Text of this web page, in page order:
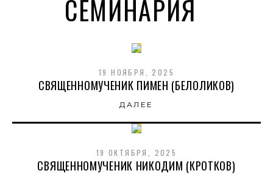
СЕМИНАРИЯ
19 НОЯБРЯ, 2025
СВЯЩЕННОМУЧЕНИК ПИМЕН (БЕЛОЛИКОВ)
ДАЛЕЕ
19 ОКТЯБРЯ, 2025
СВЯЩЕННОМУЧЕНИК НИКОДИМ (КРОТКОВ)